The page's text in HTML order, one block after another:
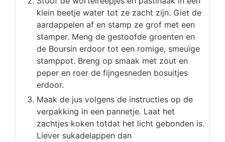
klein beetje water tot ze zacht zijn. Giet de
aardappelen af en stamp ze grof met een
stamper. Meng de gestoofde groenten en
de Boursin erdoor tot een romige, smeuïge
stamppot. Breng op smaak met zout en
peper en roer de fijngesneden bosuitjes
erdoor.
Maak de jus volgens de instructies op de
verpakking in een pannetje. Laat het
zachtjes koken totdat het licht gebonden is.
Liever sukadelappen dan